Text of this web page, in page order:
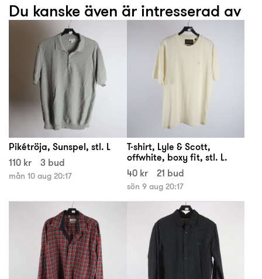
Du kanske även är intresserad av
Pikétröja, Sunspel, stl. L
110 kr
3 bud
mån 10 aug 20:17
T-shirt, Lyle & Scott,
offwhite, boxy fit, stl. L.
40 kr
21 bud
sön 9 aug 20:17